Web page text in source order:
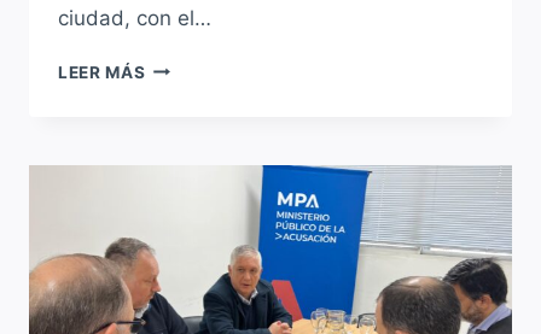
ciudad, con el…
LEER MÁS EL
EN
BARRIO
TARAGÜÍ